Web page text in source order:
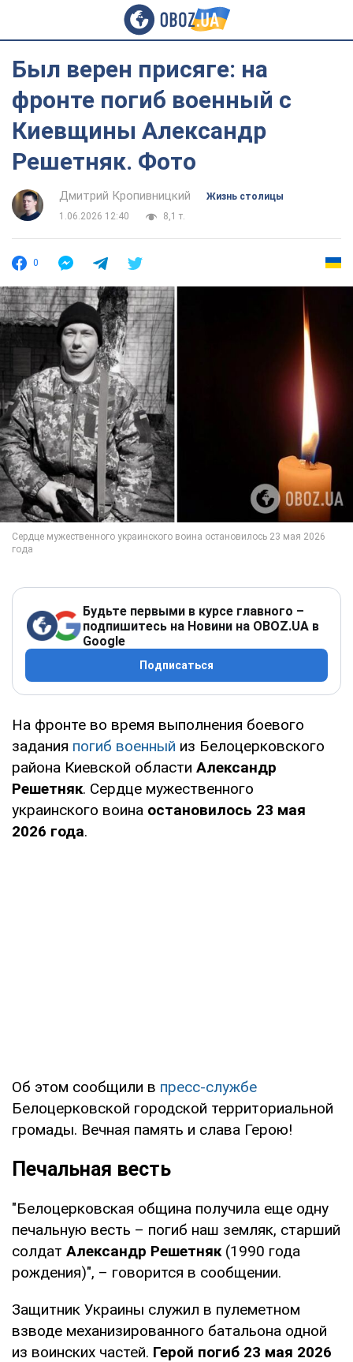
Был верен присяге: на
фронте погиб военный с
Киевщины Александр
Решетняк. Фото
Дмитрий Кропивницкий
Жизнь столицы
1.06.2026 12:40
8,1 т.
0
Будьте первыми в курсе главного –
подпишитесь на Новини на OBOZ.UA в
Google
Подписаться
На фронте во время выполнения боевого
задания погиб военный из Белоцерковского
района Киевской области Александр
Решетняк. Сердце мужественного
украинского воина остановилось 23 мая
2026 года.
Об этом сообщили в пресс-службе
Белоцерковской городской территориальной
громады. Вечная память и слава Герою!
Печальная весть
"Белоцерковская община получила еще одну
печальную весть – погиб наш земляк, старший
солдат Александр Решетняк(1990 года
рождения)", – говорится в сообщении.
Защитник Украины служил в пулеметном
взводе механизированного батальона одной
из воинских частей. Герой погиб 23 мая 2026